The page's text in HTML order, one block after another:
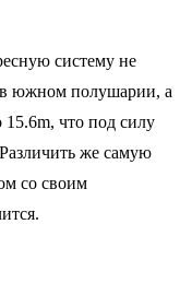
систему не
в южном полушарии, а
15.6m, что под силу
же самую
со своим